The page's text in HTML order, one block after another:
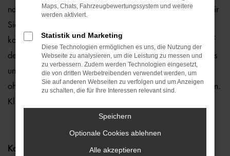
nahezu jedem Anspruch in Hamburg passt. Gerne lassen wir
Sie bei uns vor Ort einsteigen oder übernehmen die
komplette Beratung auf digitalem Weg. Der Vorteil liegt auf
der Hand, denn so erhalten Sie Ihren Škoda Fabia frei Haus
und erfreuen sich an der direkten Lieferung nach Hamburg
ohne für den Autokauf Ihre eigenen vier Wände zu verlassen.
Klingt gut? Dann kontaktieren Sie uns noch heute.
Kategorie
Maps, Chats, Fahrzeugbewertungssystem und weitere
werden aktiviert.
Statistik und Marketing
Diese Technologien ermöglichen es uns, die Nutzung der
Webseite zu analysieren, um die Leistung zu messen und
zu verbessern. Zudem werden Technologien eingesetzt,
die von dritten Werbetreibenden verwendet werden, um
Sie auf anderen Webseiten zu verfolgen und um Anzeigen
zu schalten, die für Ihre Interessen relevant sind.
Speichern
Optionale Cookies ablehnen
Alle akzeptieren